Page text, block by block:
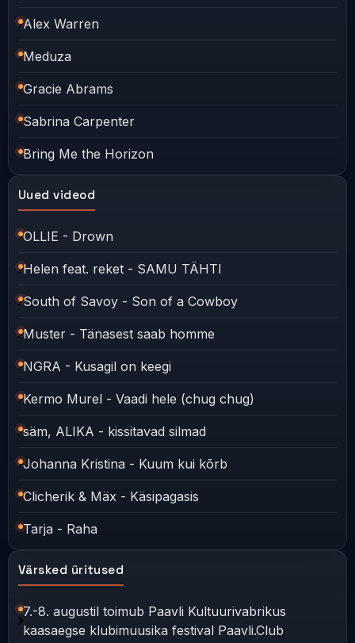
Alex Warren
Meduza
Gracie Abrams
Sabrina Carpenter
Bring Me the Horizon
Uued videod
OLLIE - Drown
Helen feat. reket - SAMU TÄHTI
South of Savoy - Son of a Cowboy
Muster - Tänasest saab homme
NGRA - Kusagil on keegi
Kermo Murel - Vaadi hele (chug chug)
säm, ALIKA - kissitavad silmad
Johanna Kristina - Kuum kui kõrb
Clicherik & Mäx - Käsipagasis
Tarja - Raha
Värsked üritused
7.-8. augustil toimub Paavli Kultuurivabrikus
kaasaegse klubimuusika festival Paavli.Club